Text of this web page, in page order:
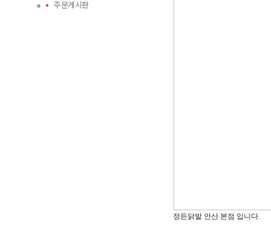
주문게시판
정든닭발 안산 본점 입니다.